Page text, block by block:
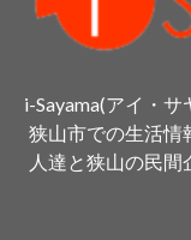
i-Sayama(アイ・
狭山市での生活情
人達と狭山の民